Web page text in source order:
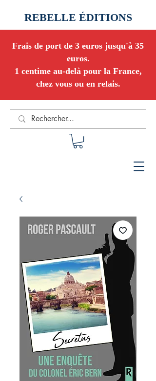
Frais de port de 3 euros jusqu'à 35
euros.
1 centime au-delà pour la France,
chez vous ou en relais.
REBELLE ÉDITIONS